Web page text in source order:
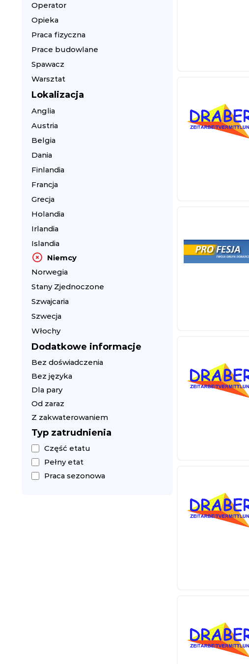
Operator
Opieka
Praca fizyczna
Prace budowlane
Spawacz
Warsztat
Lokalizacja
Anglia
Austria
Belgia
Dania
Finlandia
Francja
Grecja
Holandia
Irlandia
Islandia
Niemcy
Norwegia
Stany Zjednoczone
Szwajcaria
Szwecja
Włochy
Dodatkowe informacje
Bez doświadczenia
Bez języka
Dla pary
Od zaraz
Z zakwaterowaniem
Typ zatrudnienia
Część etatu
Pełny etat
Praca sezonowa